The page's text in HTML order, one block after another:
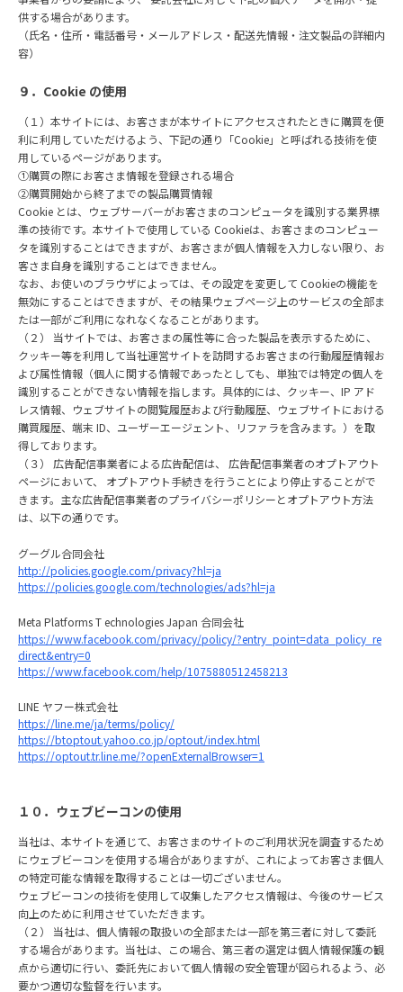
供する場合があります。
（⽒名・住所・電話番号・メールアドレス・配送先情報・注⽂製品の詳細内
容）
９．Cookie の使⽤
（１）本サイトには、お客さまが本サイトにアクセスされたときに購買を便
利に利⽤していただけるよう、下記の通り「Cookie」と呼ばれる技術を使
⽤しているページがあります。
①購買の際にお客さま情報を登録される場合
②購買開始から終了までの製品購買情報
Cookie とは、ウェブサーバーがお客さまのコンピュータを識別する業界標
準の技術です。本サイトで使⽤している Cookieは、お客さまのコンピュー
タを識別することはできますが、お客さまが個⼈情報を⼊⼒しない限り、お
客さま⾃⾝を識別することはできません。
なお、お使いのブラウザによっては、その設定を変更して Cookieの機能を
無効にすることはできますが、その結果ウェブページ上のサービスの全部ま
たは⼀部がご利⽤になれなくなることがあります。
（２） 当サイトでは、お客さまの属性等に合った製品を表⽰するために、
クッキー等を利⽤して当社運営サイトを訪問するお客さまの⾏動履歴情報お
よび属性情報（個⼈に関する情報であったとしても、単独では特定の個⼈を
識別することができない情報を指します。具体的には、クッキー、IP アド
レス情報、ウェブサイトの閲覧履歴および⾏動履歴、ウェブサイトにおける
購買履歴、端末 ID、ユーザーエージェント、リファラを含みます。）を取
得しております。
（３） 広告配信事業者による広告配信は、 広告配信事業者のオプトアウト
ページにおいて、 オプトアウト⼿続きを⾏うことにより停⽌することがで
きます。主な広告配信事業者のプライバシーポリシーとオプトアウト⽅法
は、以下の通りです。
グーグル合同会社
http://policies.google.com/privacy?hl=ja
https://policies.google.com/technologies/ads?hl=ja
Meta Platforms T echnologies Japan 合同会社
https://www.facebook.com/privacy/policy/?entry_point=data_policy_re
direct&entry=0
https://www.facebook.com/help/1075880512458213
LINE ヤフー株式会社
https://line.me/ja/terms/policy/
https://btoptout.yahoo.co.jp/optout/index.html
https://optout.tr.line.me/?openExternalBrowser=1
１０．ウェブビーコンの使⽤
当社は、本サイトを通じて、お客さまのサイトのご利⽤状況を調査するため
にウェブビーコンを使⽤する場合がありますが、これによってお客さま個⼈
の特定可能な情報を取得することは⼀切ございません。
ウェブビーコンの技術を使⽤して収集したアクセス情報は、今後のサービス
向上のために利⽤させていただきます。
（２） 当社は、個⼈情報の取扱いの全部または⼀部を第三者に対して委託
する場合があります。当社は、この場合、第三者の選定は個⼈情報保護の観
点から適切に⾏い、委託先において個⼈情報の安全管理が図られるよう、必
要かつ適切な監督を⾏います。